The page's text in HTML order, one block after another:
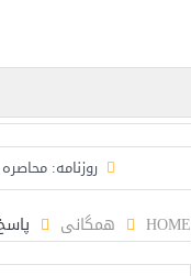
روزنامه:
تحلیلگر
مقام
HOME همگانی